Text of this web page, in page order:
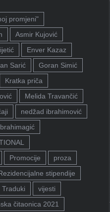
promjeni"
Asmir Kujović
Enver Kazaz
Sarić
Goran Simić
Kratka priča
Melida Travančić
nedžad ibrahimović
Promocije
proza
stipendije
Traduki
vijesti
čitaonica 2021